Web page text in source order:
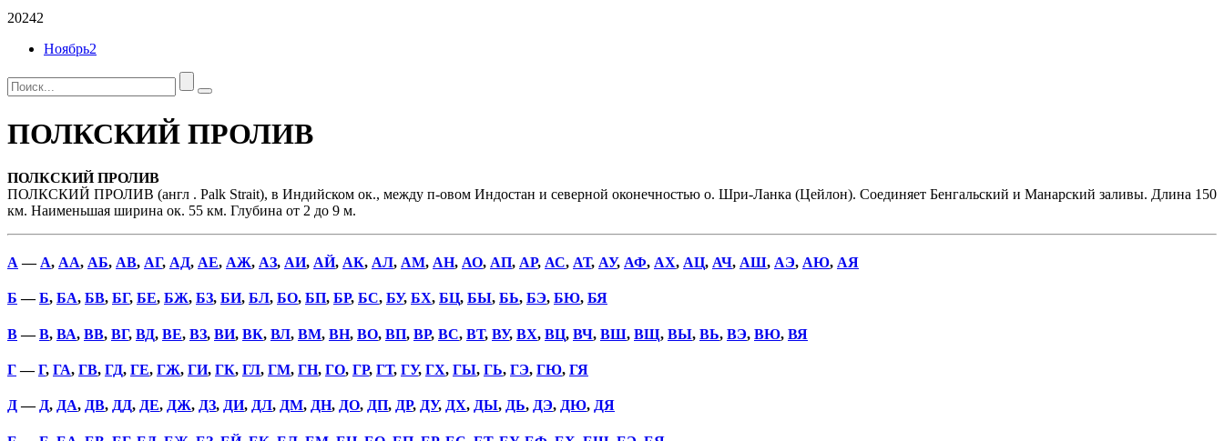
20242
Ноябрь2
ПОЛКСКИЙ ПРОЛИВ
ПОЛКСКИЙ ПРОЛИВ
ПОЛКСКИЙ ПРОЛИВ (англ . Palk Strait), в Индийском ок., между п-овом Индостан и северной оконечностью о. Шри-Ланка (Цейлон). Соединяет Бенгальский и Манарский заливы. Длина 150
км. Наименьшая ширина ок. 55 км. Глубина от 2 до 9 м.
А — А, АА, АБ, АВ, АГ, АД, АЕ, АЖ, АЗ, АИ, АЙ, АК, АЛ, АМ, АН, АО, АП, АР, АС, АТ, АУ, АФ, АХ, АЦ, АЧ, АШ, АЭ, АЮ, АЯ
Б —Б, БА, БВ, БГ, БЕ, БЖ, БЗ, БИ, БЛ, БО, БП, БР, БС, БУ, БХ, БЦ, БЫ, БЬ, БЭ, БЮ, БЯ
В—В, ВА, ВВ, ВГ, ВД, ВЕ, ВЗ, ВИ, ВК, ВЛ, ВМ, ВН, ВО, ВП, ВР, ВС, ВТ, ВУ, ВХ, ВЦ, ВЧ, ВШ, ВЩ, ВЫ, ВЬ, ВЭ, ВЮ, ВЯ
Г—Г, ГА, ГВ, ГД, ГЕ, ГЖ, ГИ, ГК, ГЛ, ГМ, ГН, ГО, ГР, ГТ, ГУ, ГХ, ГЫ, ГЬ, ГЭ, ГЮ, ГЯ
Д— Д, ДА, ДВ, ДД, ДЕ, ДЖ, ДЗ, ДИ, ДЛ, ДМ, ДН, ДО, ДП, ДР, ДУ, ДХ, ДЫ, ДЬ, ДЭ, ДЮ, ДЯ